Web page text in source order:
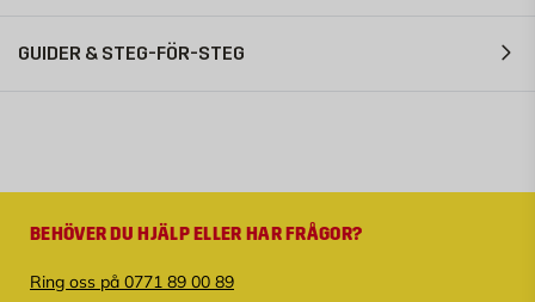
GUIDER & STEG-FÖR-STEG
BEHÖVER DU HJÄLP ELLER HAR FRÅGOR?
Ring oss på 0771 89 00 89